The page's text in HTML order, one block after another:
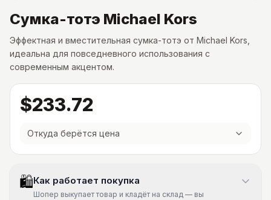
Сумка-тотэ Michael Kors
Эффектная и вместительная сумка-тотэ от Michael Kors,
идеальна для повседневного использования с
современным акцентом.
$233.72
Откуда берётся цена
🛍Как работает покупка
Шопер выкупает товар и кладёт на склад — вы